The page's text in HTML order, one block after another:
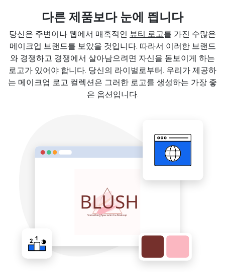
다른 제품보다 눈에 띕니다
당신은 주변이나 웹에서 매혹적인 뷰티 로고를 가진 수많은
메이크업 브랜드를 보았을 것입니다. 따라서 이러한 브랜드
와 경쟁하고 경쟁에서 살아남으려면 자신을 돋보이게 하는
로고가 있어야 합니다. 당신의 라이벌로부터. 우리가 제공하
는 메이크업 로고 컬렉션은 그러한 로고를 생성하는 가장 좋
은 옵션입니다.